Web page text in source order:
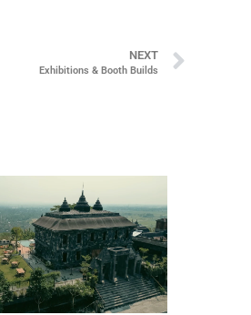
NEXT
Exhibitions & Booth Builds